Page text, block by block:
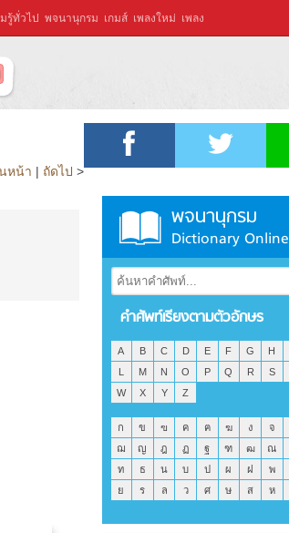
รู้ทั่วไป พจนานุกรม เกมส์ เพลงใหม่ เพลง
หน้า | ถัดไป >
พจนานุกรม
Dictionary Online
คำศัพท์เรียงตามตัวอักษร
A B C D E F G H
L
M N O P Q R S
W
X Y Z
ก ข ฃ ค ฅ ฆ ง จ
ฌ
ญ ฎ ฏ ฐ ฑ ฒ ณ
ท
ธ น บ ป ผ ฝ พ
ย
ร ล ว ศ ษ ส ห